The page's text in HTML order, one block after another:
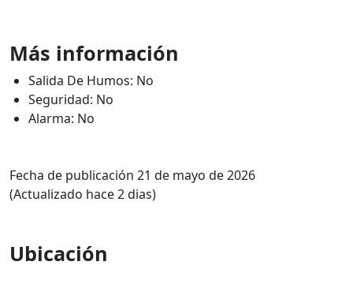
Más información
Salida De Humos: No
Seguridad: No
Alarma: No
Fecha de publicación 21 de mayo de 2026
(Actualizado hace 2 dias)
Ubicación